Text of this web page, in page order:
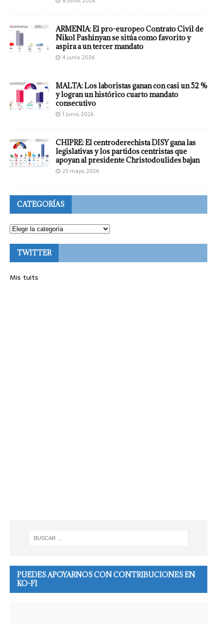
ARMENIA: El pro-europeo Contrato Civil de
Nikol Pashinyan se sitúa como favorito y
aspira a un tercer mandato
4 junio, 2026
MALTA: Los laboristas ganan con casi un 52 %
y logran un histórico cuarto mandato
consecutivo
1 junio, 2026
CHIPRE: El centroderechista DISY gana las
legislativas y los partidos centristas que
apoyan al presidente Christodoulides bajan
25 mayo, 2026
CATEGORÍAS
TWITTER
Mis tuits
PUEDES APOYARNOS CON CONTRIBUCIONES EN
KO-FI